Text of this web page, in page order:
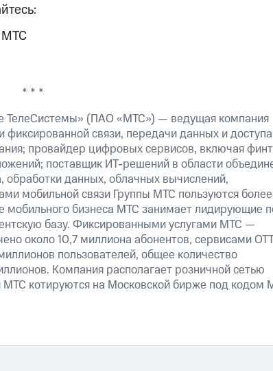
МТС
* * *
ТелеСистемы» (ПАО «МТС») — ведущая компания
связи, передачи данных и доступа
провайдер цифровых сервисов, включая
поставщик ИТ-решений в области
данных, облачных вычислений,
мобильной связи Группы МТС пользуются более
мобильного бизнеса МТС занимает лидирующие
базу. Фиксированными услугами МТС —
около 10,7 миллиона абонентов, сервисами
пользователей, общее количество
Компания располагает розничной сетью
котируются на Московской бирже под кодом